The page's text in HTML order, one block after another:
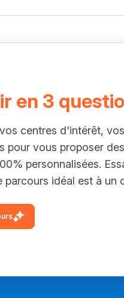
en 3
centres d'intérêt,
pour vous proposer des
personnalisées.
idéal est à un